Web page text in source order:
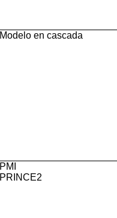
Modelo en cascada
PMI
PRINCE2